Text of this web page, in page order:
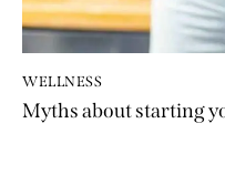
WELLNESS
Myths about starting